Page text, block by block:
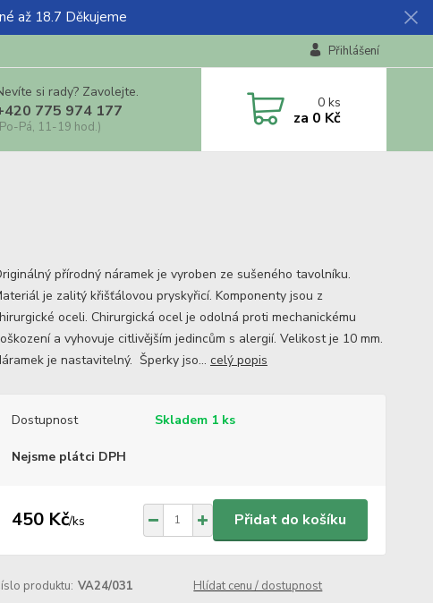
až 18.7 Děkujeme
Přihlášení
si rady? Zavolejte.
775 974 177
Pá, 11-19 hod.)
0ks
za 0 Kč
přírodný náramek je vyroben ze sušeného tavolníku.
je zalitý křišťálovou pryskyřicí. Komponenty jsou z
oceli. Chirurgická ocel je odolná proti mechanickému
a vyhovuje citlivějším jedincům s alergií. Velikost je 10 mm.
je nastavitelný. Šperky jso... celý popis
Dostupnost Skladem 1 ks
Nejsme plátci DPH
450 Kč/ks Přidat do košíku
produktu: VA24/031 Hlídat cenu / dostupnost